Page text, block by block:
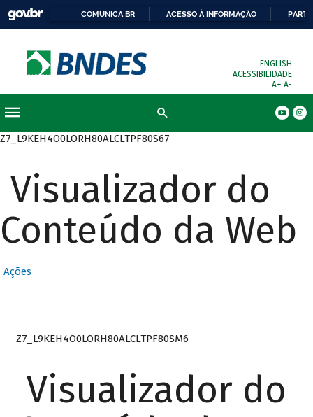
COMUNICA BR ACESSO À INFORMAÇÃO
ENGLISH
ACESSIBILIDADE
A+ A-
Z7_L9KEH4O0LORH80ALCLTPF80S67
Visualizador do
Conteúdo da Web
Ações
Z7_L9KEH4O0LORH80ALCLTPF80SM6
Visualizador do